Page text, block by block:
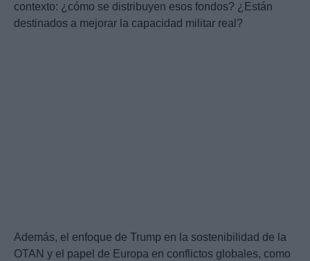
contexto: ¿cómo se distribuyen esos fondos? ¿Están
destinados a mejorar la capacidad militar real?
Además, el enfoque de Trump en la sostenibilidad de la
OTAN y el papel de Europa en conflictos globales, como